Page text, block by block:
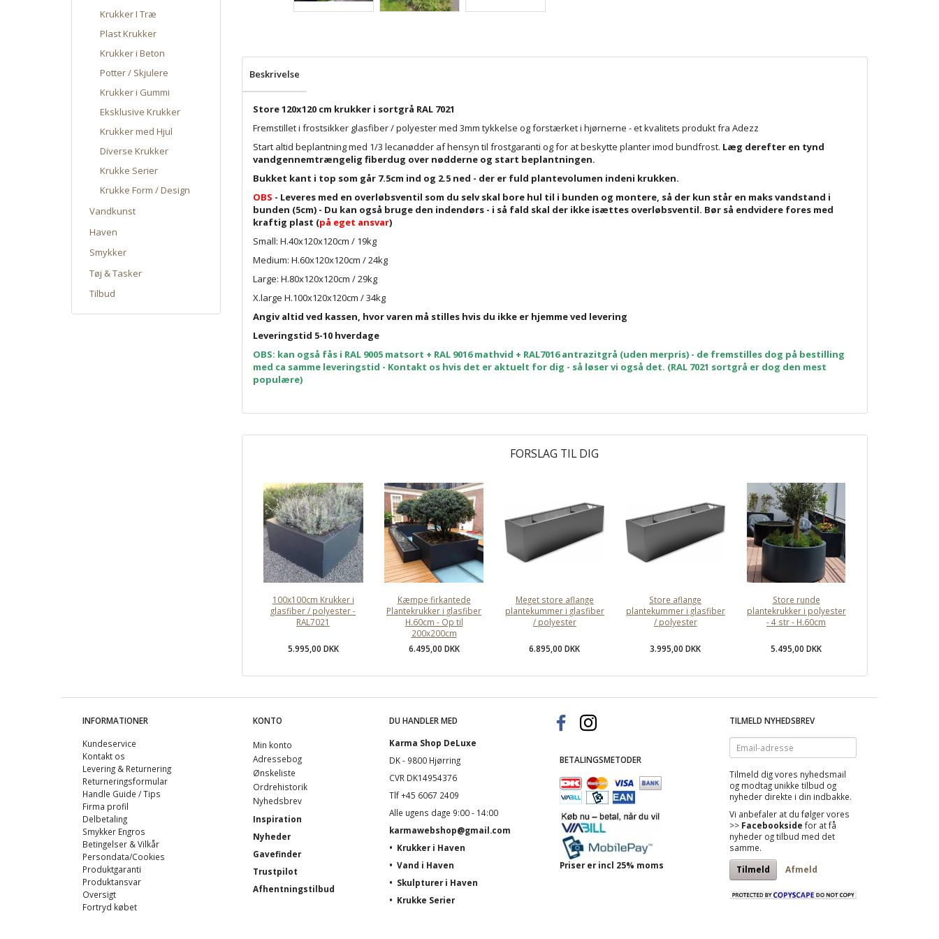
Krukker I Træ
Plast Krukker
Krukker i Beton
Potter / Skjulere
Krukker i Gummi
Eksklusive Krukker
Krukker med Hjul
Diverse Krukker
Krukke Serier
Krukke Form / Design
Vandkunst
Haven
Smykker
Tøj & Tasker
Tilbud
Beskrivelse
Store 120x120 cm krukker i sortgrå RAL 7021
Fremstillet i frostsikker glasfiber / polyester med 3mm tykkelse og forstærket i hjørnerne - et kvalitets produkt fra Adezz
Start altid beplantning med 1/3 lecanødder af hensyn til frostgaranti og for at beskytte planter imod bundfrost. Læg derefter en tynd
vandgennemtrængelig fiberdug over nødderne og start beplantningen.
Bukket kant i top som går 7.5cm ind og 2.5 ned - der er fuld plantevolumen indeni krukken.
OBS - Leveres med en overløbsventil som du selv skal bore hul til i bunden og montere, så der kun står en maks vandstand i
bunden (5cm) - Du kan også bruge den indendørs - i så fald skal der ikke isættes overløbsventil. Bør så endvidere fores med
kraftig plast (på eget ansvar)
Small: H.40x120x120cm / 19kg
Medium: H.60x120x120cm / 24kg
Large: H.80x120x120cm / 29kg
X.large H.100x120x120cm / 34kg
Angiv altid ved kassen, hvor varen må stilles hvis du ikke er hjemme ved levering
Leveringstid 5-10 hverdage
OBS: kan også fås i RAL 9005 matsort + RAL 9016 mathvid + RAL7016 antrazitgrå (uden merpris) - de fremstilles dog på bestilling
med ca samme leveringstid - Kontakt os hvis det er aktuelt for dig - så løser vi også det. (RAL 7021 sortgrå er dog den mest
populære)
FORSLAG TIL DIG
100x100cm Krukker i
glasfiber / polyester -
RAL7021
5.995,00 DKK
Kæmpe firkantede
Plantekrukker i glasfiber
H.60cm - Op til
200x200cm
6.495,00 DKK
Meget store aflange
plantekummer i glasfiber
/ polyester
6.895,00 DKK
Store aflange
plantekummer i glasfiber
/ polyester
3.995,00 DKK
Store runde
plantekrukker i polyester
- 4 str - H.60cm
5.495,00 DKK
INFORMATIONER
Kundeservice
Kontakt os
Levering & Returnering
Returneringsformular
Handle Guide / Tips
Firma profil
Delbetaling
Smykker Engros
Betingelser & Vilkår
Persondata/Cookies
Produktgaranti
Produktansvar
Oversigt
Fortryd købet
KONTO
Min konto
Adressebog
Ønskeliste
Ordrehistorik
Nyhedsbrev
Inspiration
Nyheder
Gavefinder
Trustpilot
Afhentningstilbud
DU HANDLER MED
Karma Shop DeLuxe
DK - 9800 Hjørring
CVR DK14954376
Tlf +45 6067 2409
Alle ugens dage 9:00 - 14:00
karmawebshop@gmail.com
• Krukker i Haven
• Vand i Haven
• Skulpturer i Haven
• Krukke Serier
BETALINGSMETODER
Priser er incl 25% moms
TILMELD NYHEDSBREV
Email-
adresse
Tilmeld dig vores nyhedsmail
og modtag unikke tilbud og
nyheder direkte i din indbakke.
Vi anbefaler at du følger vores
>> Facebookside for at få
nyheder og tilbud med det
samme.
Tilmeld Afmeld